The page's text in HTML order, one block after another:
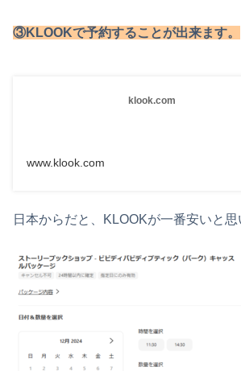
③KLOOKで予約することが出来ます。
klook.com
www.klook.com
日本からだと、KLOOKが一番安いと思